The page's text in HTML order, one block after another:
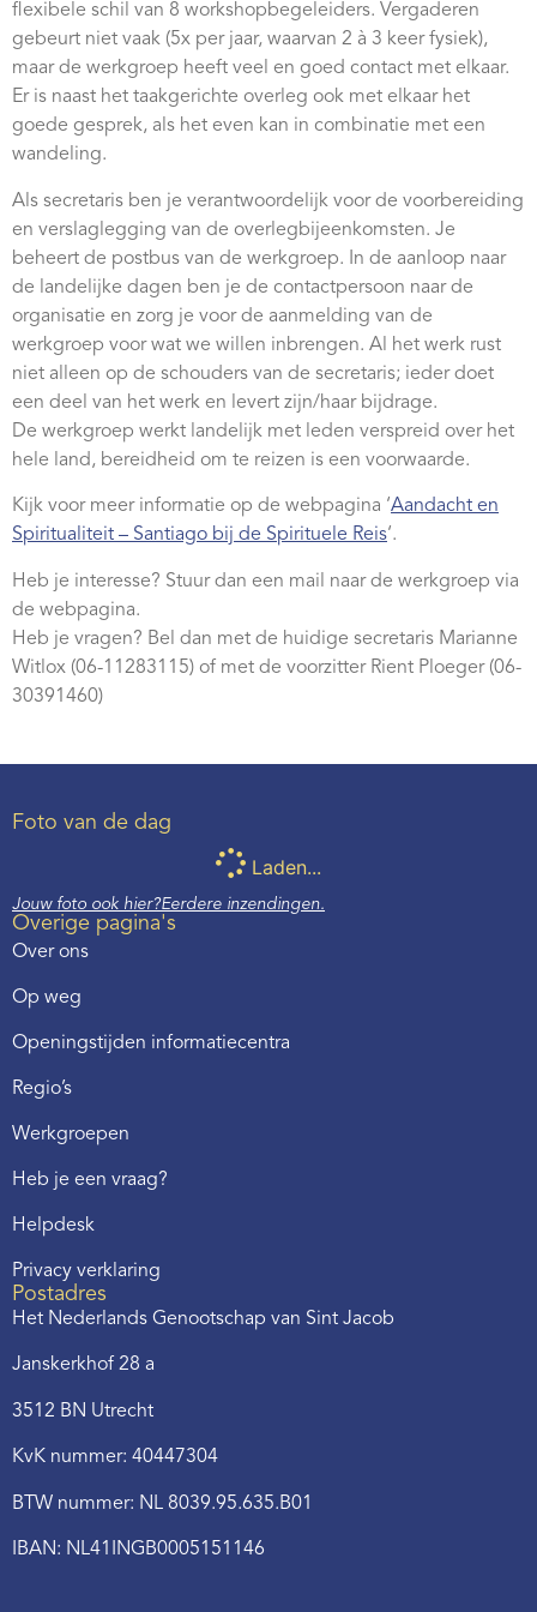
Webshop
Contact
flexibele schil van 8 workshopbegeleiders. Vergaderen
gebeurt niet vaak (5x per jaar, waarvan 2 à 3 keer fysiek),
maar de werkgroep heeft veel en goed contact met elkaar.
Er is naast het taakgerichte overleg ook met elkaar het
goede gesprek, als het even kan in combinatie met een
wandeling.
Als secretaris ben je verantwoordelijk voor de voorbereiding
en verslaglegging van de overlegbijeenkomsten. Je
beheert de postbus van de werkgroep. In de aanloop naar
de landelijke dagen ben je de contactpersoon naar de
organisatie en zorg je voor de aanmelding van de
werkgroep voor wat we willen inbrengen. Al het werk rust
niet alleen op de schouders van de secretaris; ieder doet
een deel van het werk en levert zijn/haar bijdrage.
De werkgroep werkt landelijk met leden verspreid over het
hele land, bereidheid om te reizen is een voorwaarde.
Kijk voor meer informatie op de webpagina ‘Aandacht en
Spiritualiteit – Santiago bij de Spirituele Reis‘.
Heb je interesse? Stuur dan een mail naar de werkgroep via
de webpagina.
Heb je vragen? Bel dan met de huidige secretaris Marianne
Witlox (06-11283115) of met de voorzitter Rient Ploeger (06-
30391460)
Foto van de dag
Laden...
Jouw foto ook hier?Eerdere inzendingen.
Overige pagina's
Over ons
Op weg
Openingstijden informatiecentra
Regio’s
Werkgroepen
Heb je een vraag?
Helpdesk
Privacy verklaring
Postadres
Het Nederlands Genootschap van Sint Jacob
Janskerkhof 28 a
3512 BN Utrecht
KvK nummer: 40447304
BTW nummer: NL 8039.95.635.B01
IBAN: NL41INGB0005151146